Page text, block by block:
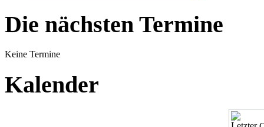
Die nächsten Termine
Keine Termine
Kalender